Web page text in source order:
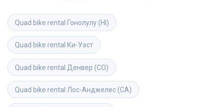
Quad bike rental Гонолулу (HI)
Quad bike rental Ки-Уэст
Quad bike rental Денвер (CO)
Quad bike rental Лос-Анджелес (CA)